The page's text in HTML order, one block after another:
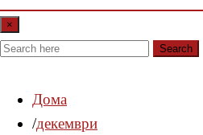
×
Search
Дома
декември